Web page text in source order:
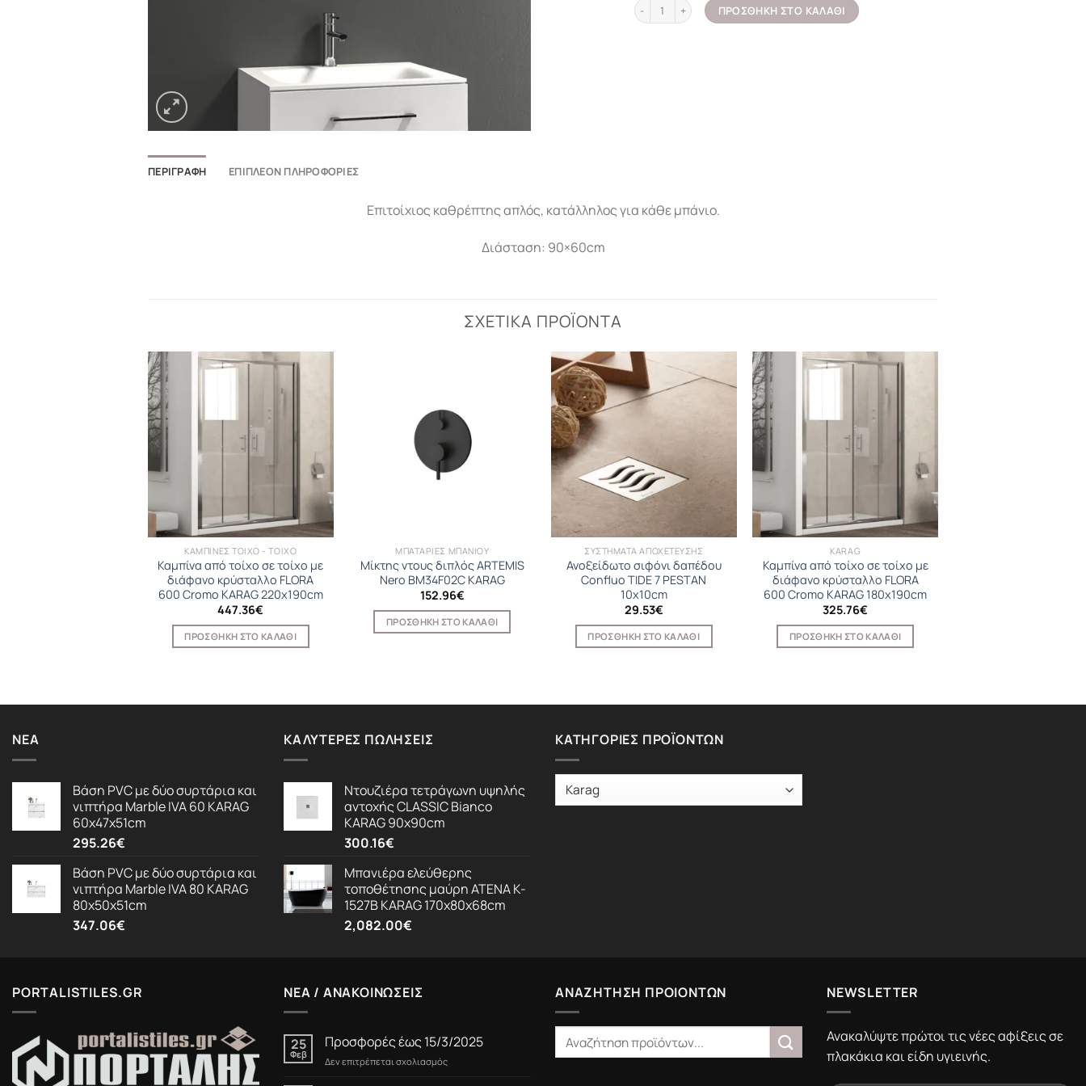
Καθρέπτης απλός 710-900 KARAG 90x60cm ποσότητα
ΠΡΟΣΘΉΚΗ ΣΤΟ ΚΑΛΆΘΙ
ΠΕΡΙΓΡΑΦΉ ΕΠΙΠΛΈΟΝ ΠΛΗΡΟΦΟΡΊΕΣ
Επιτοίχιος καθρέπτης απλός, κατάλληλος για κάθε μπάνιο.
Διάσταση: 90×60cm
ΣΧΕΤΙΚΆ ΠΡΟΪΌΝΤΑ
ΚΑΜΠΙΝΕΣ ΤΟΙΧΟ - ΤΟΙΧΟ
Καμπίνα από τοίχο σε τοίχο με
διάφανο κρύσταλλο FLORA
600 Cromo KARAG 220x190cm
447.36€
ΠΡΟΣΘΉΚΗ ΣΤΟ ΚΑΛΆΘΙ
ΜΠΑΤΑΡΙΕΣ ΜΠΑΝΙΟΥ
Μίκτης ντους διπλός ARTEMIS
Nero BM34F02C KARAG
152.96€
ΠΡΟΣΘΉΚΗ ΣΤΟ ΚΑΛΆΘΙ
ΣΥΣΤΗΜΑΤΑ ΑΠΟΧΕΤΕΥΣΗΣ
Ανοξείδωτο σιφόνι δαπέδου
Confluo TIDE 7 PESTAN
10x10cm
29.53€
ΠΡΟΣΘΉΚΗ ΣΤΟ ΚΑΛΆΘΙ
KARAG
Καμπίνα από τοίχο σε τοίχο με
διάφανο κρύσταλλο FLORA
600 Cromo KARAG 180x190cm
325.76€
ΠΡΟΣΘΉΚΗ ΣΤΟ ΚΑΛΆΘΙ
ΝΈΑ
Βάση PVC με δύο συρτάρια και
νιπτήρα Marble IVA 60 KARAG
60x47x51cm
295.26€
Βάση PVC με δύο συρτάρια και
νιπτήρα Marble IVA 80 KARAG
80x50x51cm
347.06€
ΚΑΛΎΤΕΡΕΣ ΠΩΛΉΣΕΙΣ
Ντουζιέρα τετράγωνη υψηλής
αντοχής CLASSIC Bianco
KARAG 90x90cm
300.16€
Μπανιέρα ελεύθερης
τοποθέτησης μαύρη ATENA K-
1527B KARAG 170x80x68cm
2,082.00€
ΚΑΤΗΓΟΡΊΕΣ ΠΡΟΪΌΝΤΩΝ
PORTALISTILES.GR ΝΕΑ / ΑΝΑΚΟΙΝΩΣΕΙΣ
25
Φεβ
Προσφορές έως 15/3/2025
Δεν επιτρέπεται σχολιασμόςστο
ΑΝΑΖΗΤΗΣΗ ΠΡΟΙΟΝΤΩΝ NEWSLETTER
Ανακαλύψτε πρώτοι τις νέες αφίξεις σε
πλακάκια και είδη υγιεινής.